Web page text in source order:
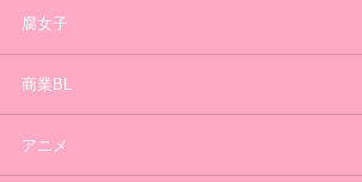
腐女子
商業BL
アニメ